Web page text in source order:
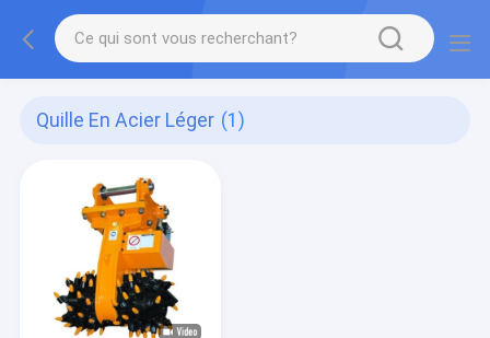
Quille En Acier Léger (1)